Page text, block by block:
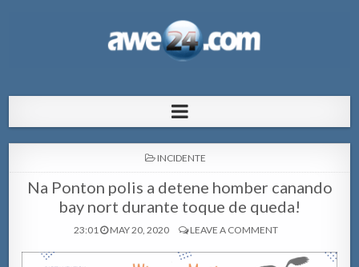
pa Aruba
POSTED
INCIDENTE
Na Ponton polis a detene homber canando
bay nort durante toque de queda!
23:01 MAY 20, 2020 LEAVE A COMMENT